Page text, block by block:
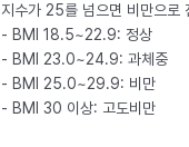
지수가 25를 넘으면 비만으로
- BMI 18.5~22.9: 정상
- BMI 23.0~24.9: 과체중
- BMI 25.0~29.9: 비만
- BMI 30 이상: 고도비만